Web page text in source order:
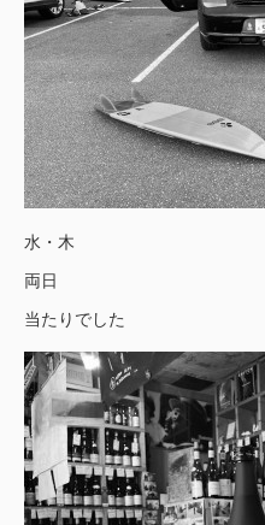
水・木
両日
当たりでした